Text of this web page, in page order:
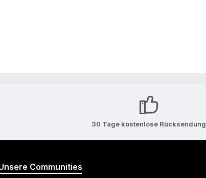
30 Tage kostenlose Rücksendung
Communities